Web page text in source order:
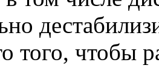
того, чтобы